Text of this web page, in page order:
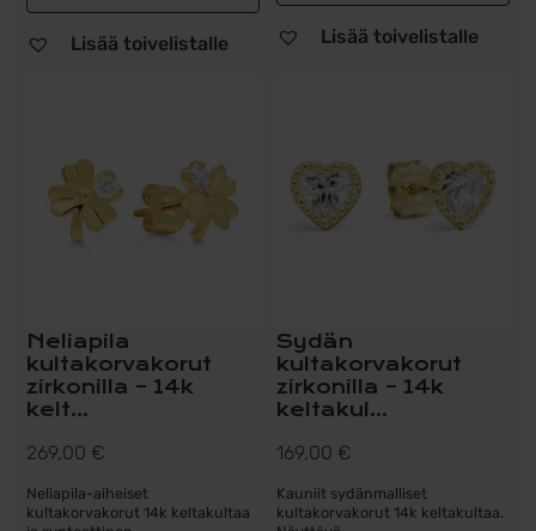
Lisää toivelistalle Lisää toivelistalle
Neliapila
kultakorvakorut
zirkonilla – 14k
kelt...
269,00 €
Neliapila-aiheiset
kultakorvakorut 14k keltakultaa
Sydän
kultakorvakorut
zirkonilla – 14k
keltakul...
169,00 €
Kauniit sydänmalliset
kultakorvakorut 14k keltakultaa.